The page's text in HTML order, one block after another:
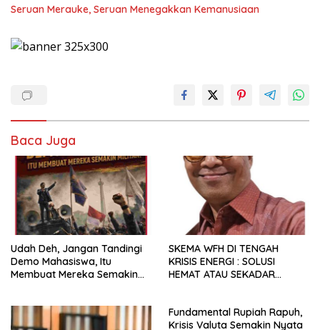
Seruan Merauke, Seruan Menegakkan Kemanusiaan
Baca Juga
Udah Deh, Jangan Tandingi
Demo Mahasiswa, Itu
Membuat Mereka Semakin
SKEMA WFH DI TENGAH
KRISIS ENERGI : SOLUSI
HEMAT ATAU SEKADAR
Fundamental Rupiah Rapuh,
Krisis Valuta Semakin Nyata